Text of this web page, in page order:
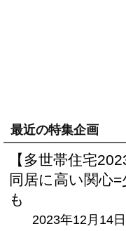
最近の特集企画
【多世帯住宅
同居に高い関心
も
2023年12月14